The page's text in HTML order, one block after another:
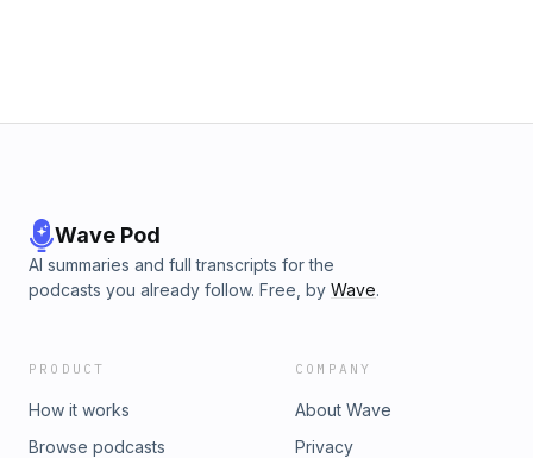
Wave Pod
AI summaries and full transcripts for the
podcasts you already follow. Free, by Wave.
PRODUCT
How it works
Browse podcasts
COMPANY
About Wave
Privacy